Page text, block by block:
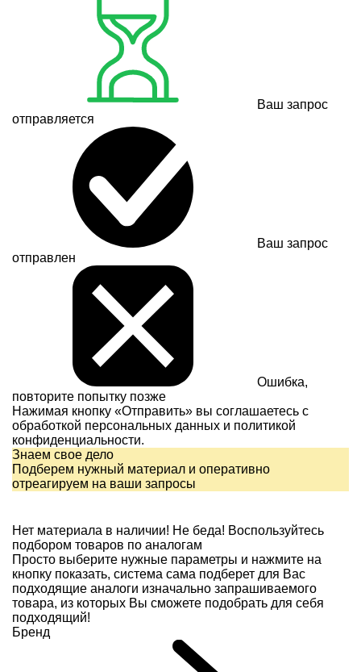
Ваш запрос
отправляется
Ваш запрос
отправлен
Ошибка,
повторите попытку позже
Нажимая кнопку «Отправить» вы соглашаетесь с
обработкой персональных данных и политикой
конфиденциальности.
Знаем свое дело
Подберем нужный материал и оперативно
отреагируем на ваши запросы
Нет материала в наличии! Не беда! Воспользуйтесь
подбором товаров по аналогам
Просто выберите нужные параметры и нажмите на
кнопку показать, система сама подберет для Вас
подходящие аналоги изначально запрашиваемого
товара, из которых Вы сможете подобрать для себя
подходящий!
Бренд